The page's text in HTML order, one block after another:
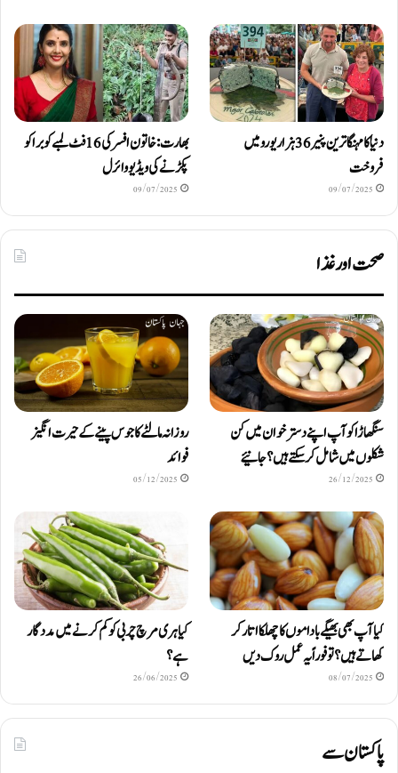
دنیا کا مہنگا ترین پنیر 36 ہزار یورو میں
فروخت
09/07/2025
بھارت: خاتون افسر کی 16 فٹ لمبے کوبرا کو
پکڑنے کی ویڈیو وائرل
09/07/2025
صحت اور غذا
سنگھاڑا کو آپ اپنے دستر خوان میں کن
شکلوں میں شامل کرسکتے ہیں ؟ جانیئے
26/12/2025
روزانہ مالٹے کا جوس پینے کے حیرت انگیز
فوائد
05/12/2025
کیا آپ بھی بھیگے باداموں کا چھلکا اتار کر
کھاتے ہیں؟ تو فوراً یہ عمل روک دیں
08/07/2025
کیا ہری مرچ چربی کو کم کرنے میں مددگار
ہے؟
26/06/2025
پاکستان سے